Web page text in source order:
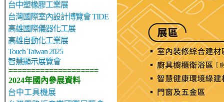
台中塑橡膠工業展
台灣國際室內設計博覽會 TIDE
高雄國際儀器化工展
高雄自動化工業展
Touch Taiwan 2025
智慧顯示展覽會
====================
2024年國內參展資料
台中工具機展